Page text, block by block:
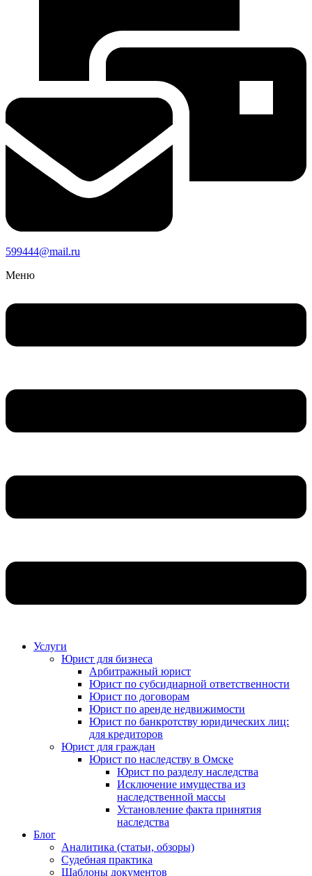
599444@mail.ru
Меню
Услуги
Юрист для бизнеса
Арбитражный юрист
Юрист по субсидиарной ответственности
Юрист по договорам
Юрист по аренде недвижимости
Юрист по банкротству юридических лиц:
для кредиторов
Юрист для граждан
Юрист по наследству в Омске
Юрист по разделу наследства
Исключение имущества из
наследственной массы
Установление факта принятия
наследства
Блог
Аналитика (статьи, обзоры)
Судебная практика
Шаблоны документов